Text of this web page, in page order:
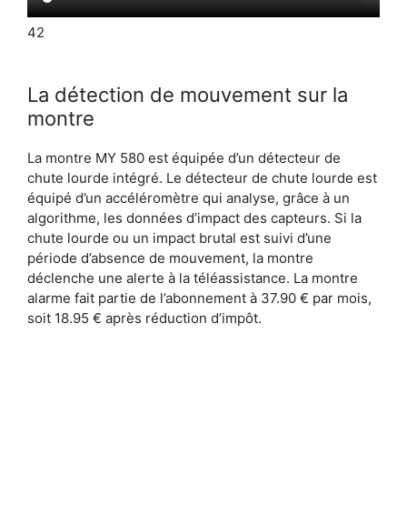
42
La détection de mouvement sur la
montre
La montre MY 580 est équipée d’un détecteur de
chute lourde intégré. Le détecteur de chute lourde est
équipé d’un accéléromètre qui analyse, grâce à un
algorithme, les données d’impact des capteurs. Si la
chute lourde ou un impact brutal est suivi d’une
période d’absence de mouvement, la montre
déclenche une alerte à la téléassistance. La montre
alarme fait partie de l’abonnement à 37.90 € par mois,
soit 18.95 € après réduction d’impôt.